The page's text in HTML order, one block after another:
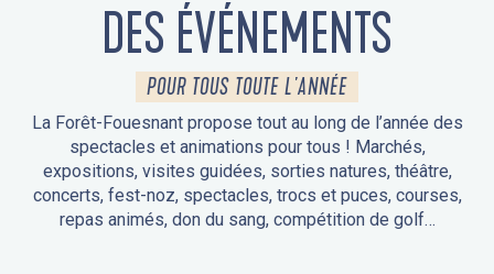
DES ÉVÉNEMENTS
POUR TOUS TOUTE L'ANNÉE
La Forêt-Fouesnant propose tout au long de l’année des
spectacles et animations pour tous ! Marchés,
expositions, visites guidées, sorties natures, théâtre,
concerts, fest-noz, spectacles, trocs et puces, courses,
repas animés, don du sang, compétition de golf…